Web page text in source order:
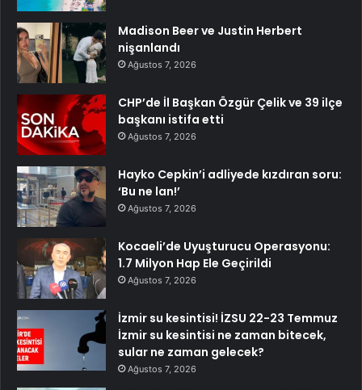
Madison Beer ve Justin Herbert
nişanlandı
Ağustos 7, 2026
CHP’de İl Başkan Özgür Çelik ve 39 ilçe
başkanı istifa etti
Ağustos 7, 2026
Hayko Cepkin’i adliyede kızdıran soru:
‘Bu ne lan!’
Ağustos 7, 2026
Kocaeli’de Uyuşturucu Operasyonu:
1.7 Milyon Hap Ele Geçirildi
Ağustos 7, 2026
İzmir su kesintisi! İZSU 22-23 Temmuz
İzmir su kesintisi ne zaman bitecek,
sular ne zaman gelecek?
Ağustos 7, 2026